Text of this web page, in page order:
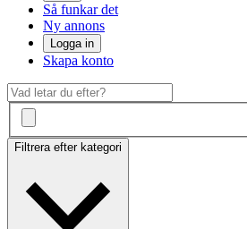
Så funkar det
Ny annons
Logga in
Skapa konto
Filtrera efter kategori